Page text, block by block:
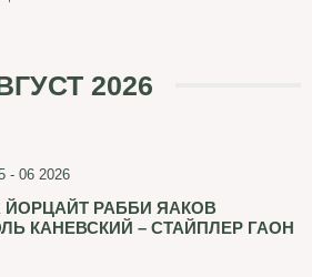
2026
- 06 2026
ЙОРЦАЙТ РАББИ ЯАКОВ
КАНЕВСКИЙ – СТАЙПЛЕР ГАОН